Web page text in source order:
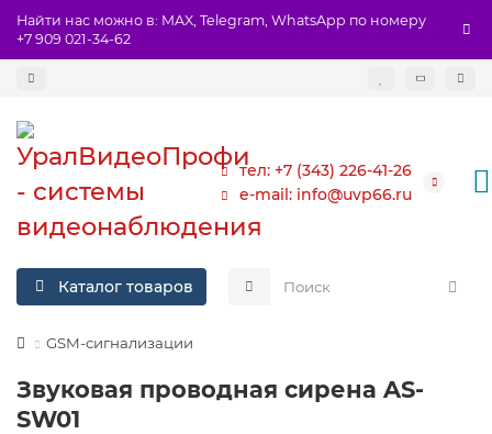
Найти нас можно в: MAX, Telegram, WhatsApp по номеру
+7 909 021-34-62
тел: +7 (343) 226-41-26
e-mail: info@uvp66.ru
Каталог товаров
GSM-сигнализации
Звуковая проводная сирена AS-
SW01